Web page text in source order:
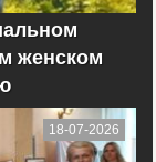
женском
18-07-2026